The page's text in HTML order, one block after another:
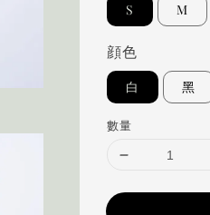
S M
顔色
白 黑
數量